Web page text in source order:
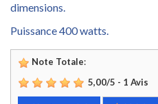
dimensions.
Puissance 400 watts.
Note Totale:
5,00/5 - 1 Avis